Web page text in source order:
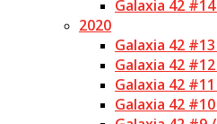
Galaxia 42
2020
Galaxia 42
Galaxia 42
Galaxia 42
Galaxia 42